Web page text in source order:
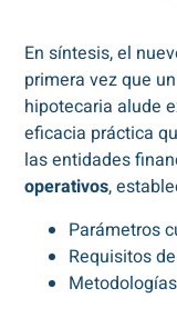
En síntesis, el
primera vez que
hipotecaria alude
eficacia práctica
las entidades
operativos,
Parámetros
Requisitos